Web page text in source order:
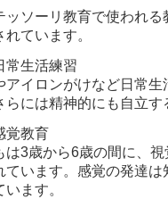
ッソーリ教育で使われ
れています。
常生活練習
アイロンがけなど日常
らには精神的にも自立す
覚教育
は3歳から6歳の間に、
ています。感覚の発達
います。